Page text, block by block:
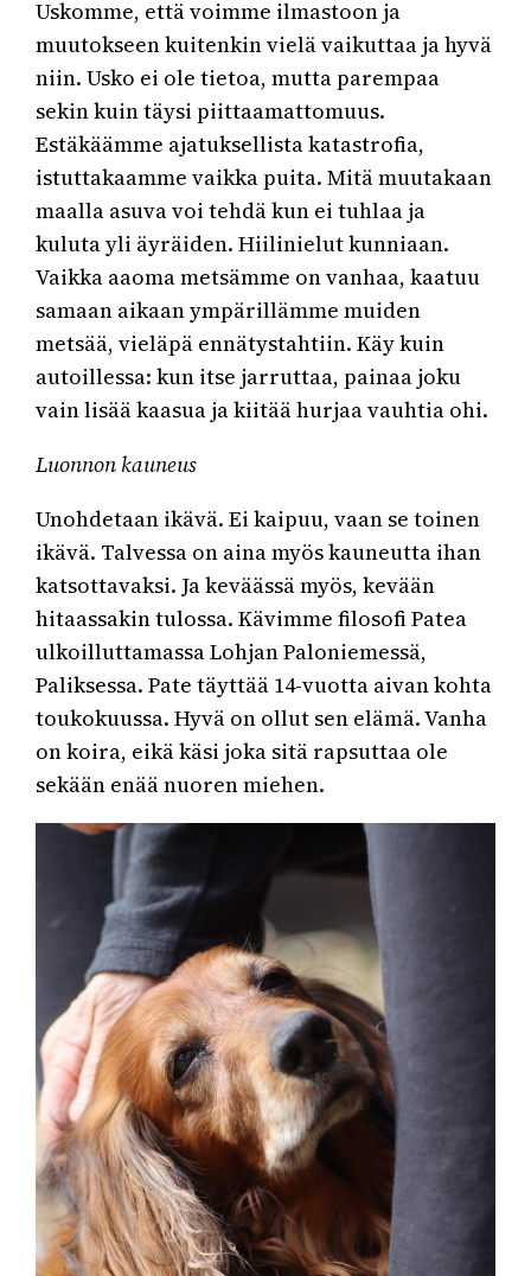
Uskomme, että voimme ilmastoon ja
muutokseen kuitenkin vielä vaikuttaa ja hyvä
niin. Usko ei ole tietoa, mutta parempaa
sekin kuin täysi piittaamattomuus.
Estäkäämme ajatuksellista katastrofia,
istuttakaamme vaikka puita. Mitä muutakaan
maalla asuva voi tehdä kun ei tuhlaa ja
kuluta yli äyräiden. Hiilinielut kunniaan.
Vaikka aaoma metsämme on vanhaa, kaatuu
samaan aikaan ympärillämme muiden
metsää, vieläpä ennätystahtiin. Käy kuin
autoillessa: kun itse jarruttaa, painaa joku
vain lisää kaasua ja kiitää hurjaa vauhtia ohi.
Luonnon kauneus
Unohdetaan ikävä. Ei kaipuu, vaan se toinen
ikävä. Talvessa on aina myös kauneutta ihan
katsottavaksi. Ja keväässä myös, kevään
hitaassakin tulossa. Kävimme filosofi Patea
ulkoilluttamassa Lohjan Paloniemessä,
Paliksessa. Pate täyttää 14-vuotta aivan kohta
toukokuussa. Hyvä on ollut sen elämä. Vanha
on koira, eikä käsi joka sitä rapsuttaa ole
sekään enää nuoren miehen.